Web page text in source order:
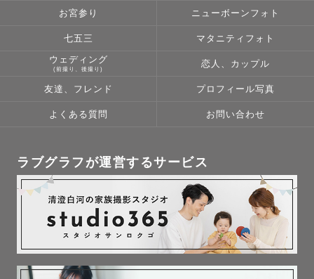
･おくるみ（布背景）
･はだかんぼ（シフォン）
･くまちゃん着ぐるみ
ージング追加可能。
※自然なカットを多めに撮影したいという方には、時間オ
プション（＋11,000円）を付けて頂くようお願いしており
ます。パーツカット、ミルク、お着替え、沐浴etc...
お宮参り ニューボーンフォト
七五三 マタニティフォト
ウェディング
(前撮り、後撮り)
恋人、カップル
友達、フレンド プロフィール写真
よくある質問 お問い合わせ
ラブグラフが運営するサービス